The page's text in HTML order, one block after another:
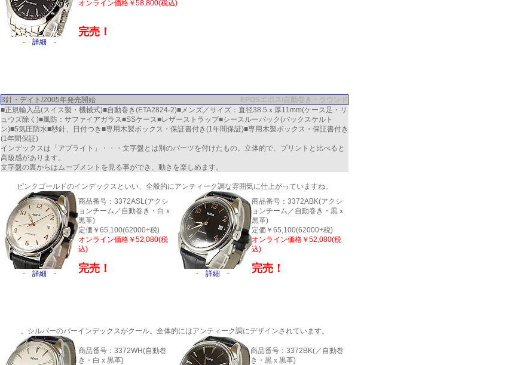
- 詳細 -
オンライン価格￥58,800(税込)
完売！
3針・デイト/2005年発売開始
EPOSエポス/自動巻き・ラウンド
■正規輸入品(スイス製・機械式)■自動巻き(ETA2824-2)■メンズ／サイズ：直径38.5ｘ厚11mm(ケース足・リ
ュウズ除く)■風防：サファイアガラス■SSケース■レザーストラップ■シースルーバック(バックスケルト
ン)■5気圧防水■秒針、日付つき■専用木製ボックス・保証書付き(1年間保証)■専用木製ボックス・保証書付き
(1年間保証)
インデックスは「アプライト」・・・文字盤とは別のパーツを付けたもの。立体的で、プリントと比べると
高級感があります。
文字盤の裏からはムーブメントを見る事ができ、動きを楽しめます。
ピンクゴールドのインデックスといい、全般的にアンティーク調な雰囲気に仕上がっていますね。
- 詳細 -
商品番号：3372ASL(アクシ
ョンチーム／自動巻き・白ｘ
黒革)
定価￥65,100(62000+税)
オンライン価格￥52,080(税
込)
完売！ - 詳細 -
商品番号：3372ABK(アクシ
ョンチーム／自動巻き・黒ｘ
黒革)
定価￥65,100(62000+税)
オンライン価格￥52,080(税
込)
完売！
。シルバーのバーインデックスがクール。全体的にはアンティーク調にデザインされています。
商品番号：3372WH(自動巻
き・白ｘ黒革)
商品番号：3372BK(／自動巻
き・黒ｘ黒革)